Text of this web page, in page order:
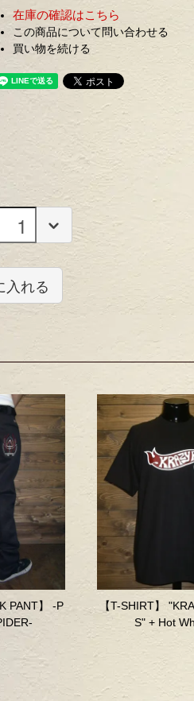
在庫の確認はこちら
この商品について問い合わせる
買い物を続ける
入れる
PANT】 -P
【T-SHIRT】
S" + Hot